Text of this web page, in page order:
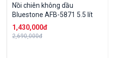
Nồi chiên không dầu
Bluestone AFB-5871 5.5 lít
1,430,000đ
2,690,000đ